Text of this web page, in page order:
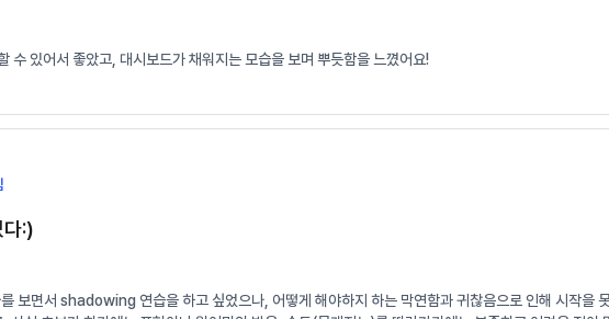
수 있어서 좋았고, 대시보드가 채워지는 모습을 보며 뿌듯함을 느꼈어요!
다:)
보면서 shadowing 연습을 하고 싶었으나, 어떻게 해야하지 하는 막연함과 귀찮음으로 인해 시작을